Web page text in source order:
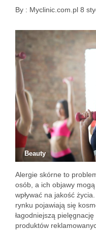
By : Myclinic.com.pl 8
Beauty
Alergie skórne to
osób, a ich objawy
wpływać na jakość
rynku pojawiają się
łagodniejszą
produktów